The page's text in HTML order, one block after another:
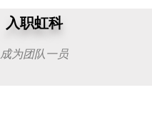
入职虹科
成为团队一员